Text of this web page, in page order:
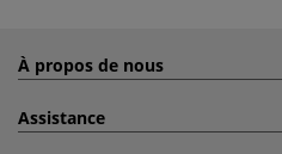
À propos de nous
Assistance